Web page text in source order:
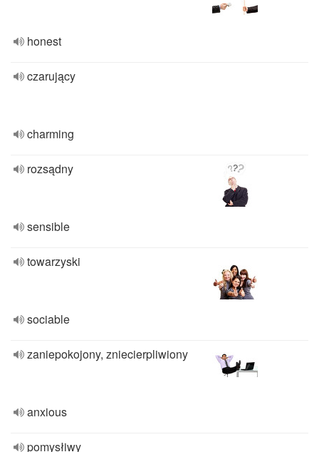
honest
czarujący
charming
rozsądny
sensible
towarzyski
sociable
zaniepokojony, zniecierpliwiony
anxious
pomysłiwy